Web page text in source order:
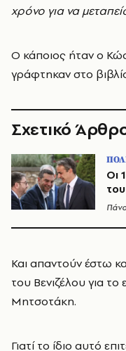
χρόνο για να
Ο κάποιος ήταν ο
γράφτηκαν στο
Σχετικό
Οι
Και απαντούν έστω
του Βενιζέλου για το
Μητσοτάκη.
Γιατί το ίδιο αυτό